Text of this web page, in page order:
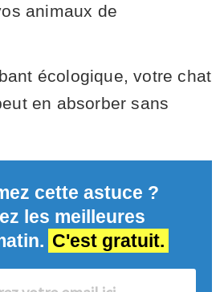
animaux de
écologique, votre chat
en absorber sans
cette astuce ?
les meilleures
C'est gratuit.